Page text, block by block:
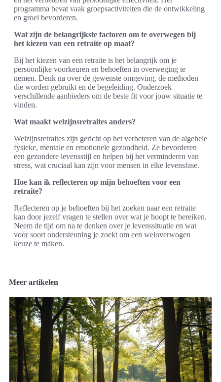
programma bevat vaak groepsactiviteiten die de ontwikkeling
en groei bevorderen.
Wat zijn de belangrijkste factoren om te overwegen bij
het kiezen van een retraite op maat?
Bij het kiezen van een retraite is het belangrijk om je
persoonlijke voorkeuren en behoeften in overweging te
nemen. Denk na over de gewenste omgeving, de methoden
die worden gebruikt en de begeleiding. Onderzoek
verschillende aanbieders om de beste fit voor jouw situatie te
vinden.
Wat maakt welzijnsretraites anders?
Welzijnsretraites zijn gericht op het verbeteren van de algehele
fysieke, mentale en emotionele gezondheid. Ze bevorderen
een gezondere levensstijl en helpen bij het verminderen van
stress, wat cruciaal kan zijn voor mensen in elke levensfase.
Hoe kan ik reflecteren op mijn behoeften voor een
retraite?
Reflecteren op je behoeften bij het zoeken naar een retraite
kan door jezelf vragen te stellen over wat je hoopt te bereiken.
Neem de tijd om na te denken over je levenssituatie en wat
voor soort ondersteuning je zoekt om een weloverwogen
keuze te maken.
Meer artikelen